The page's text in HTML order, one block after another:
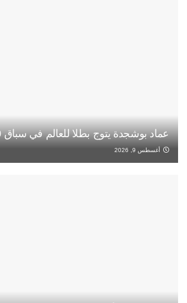
عماد بوشجدة يتوج بطلا للعالم في سباق 800 متر
أغسطس 9, 2026